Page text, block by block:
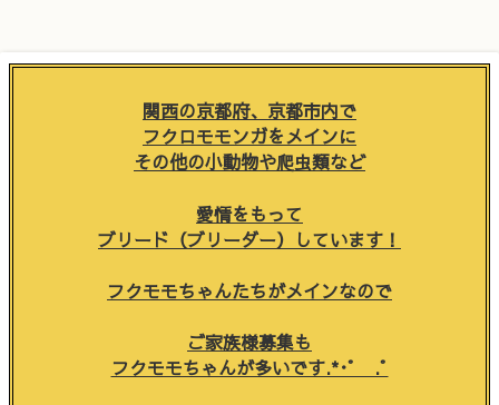
関西の京都府、京都市内で
フクロモモンガをメインに
その他の小動物や爬虫類など
愛情をもって
ブリード（ブリーダー）しています！
フクモモちゃんたちがメインなので
ご家族様募集も
フクモモちゃんが多いです.*･ﾟ .ﾟ